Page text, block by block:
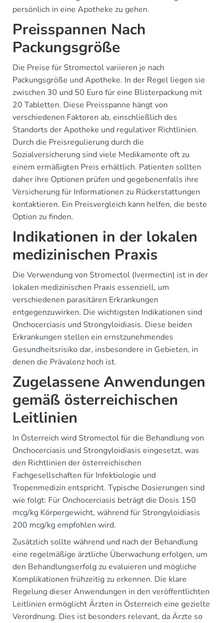
persönlich in eine Apotheke zu gehen.
Preisspannen Nach
Packungsgröße
Die Preise für Stromectol variieren je nach
Packungsgröße und Apotheke. In der Regel liegen sie
zwischen 30 und 50 Euro für eine Blisterpackung mit
20 Tabletten. Diese Preisspanne hängt von
verschiedenen Faktoren ab, einschließlich des
Standorts der Apotheke und regulativer Richtlinien.
Durch die Preisregulierung durch die
Sozialversicherung sind viele Medikamente oft zu
einem ermäßigten Preis erhältlich. Patienten sollten
daher ihre Optionen prüfen und gegebenenfalls ihre
Versicherung für Informationen zu Rückerstattungen
kontaktieren. Ein Preisvergleich kann helfen, die beste
Option zu finden.
Indikationen in der lokalen
medizinischen Praxis
Die Verwendung von Stromectol (Ivermectin) ist in der
lokalen medizinischen Praxis essenziell, um
verschiedenen parasitären Erkrankungen
entgegenzuwirken. Die wichtigsten Indikationen sind
Onchocerciasis und Strongyloidiasis. Diese beiden
Erkrankungen stellen ein ernstzunehmendes
Gesundheitsrisiko dar, insbesondere in Gebieten, in
denen die Prävalenz hoch ist.
Zugelassene Anwendungen
gemäß österreichischen
Leitlinien
In Österreich wird Stromectol für die Behandlung von
Onchocerciasis und Strongyloidiasis eingesetzt, was
den Richtlinien der österreichischen
Fachgesellschaften für Infektiologie und
Tropenmedizin entspricht. Typische Dosierungen sind
wie folgt: Für Onchocerciasis beträgt die Dosis 150
mcg/kg Körpergewicht, während für Strongyloidiasis
200 mcg/kg empfohlen wird.
Zusätzlich sollte während und nach der Behandlung
eine regelmäßige ärztliche Überwachung erfolgen, um
den Behandlungserfolg zu evaluieren und mögliche
Komplikationen frühzeitig zu erkennen. Die klare
Regelung dieser Anwendungen in den veröffentlichten
Leitlinien ermöglicht Ärzten in Österreich eine gezielte
Verordnung. Dies ist besonders relevant, da Ärzte so